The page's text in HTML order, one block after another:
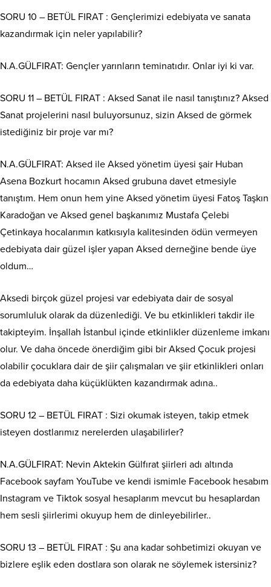
SORU 10 – BETÜL FIRAT : Gençlerimizi edebiyata ve sanata
kazandırmak için neler yapılabilir?
N.A.GÜLFIRAT: Gençler yarınların teminatıdır. Onlar iyi ki var.
SORU 11 – BETÜL FIRAT : Aksed Sanat ile nasıl tanıştınız? Aksed
Sanat projelerini nasıl buluyorsunuz, sizin Aksed de görmek
istediğiniz bir proje var mı?
N.A.GÜLFIRAT: Aksed ile Aksed yönetim üyesi şair Huban
Asena Bozkurt hocamın Aksed grubuna davet etmesiyle
tanıştım. Hem onun hem yine Aksed yönetim üyesi Fatoş Taşkın
Karadoğan ve Aksed genel başkanımız Mustafa Çelebi
Çetinkaya hocalarımın katkısıyla kalitesinden ödün vermeyen
edebiyata dair güzel işler yapan Aksed derneğine bende üye
oldum…
Aksedi birçok güzel projesi var edebiyata dair de sosyal
sorumluluk olarak da düzenlediği. Ve bu etkinlikleri takdir ile
takipteyim. İnşallah İstanbul içinde etkinlikler düzenleme imkanı
olur. Ve daha öncede önerdiğim gibi bir Aksed Çocuk projesi
olabilir çocuklara dair de şiir çalışmaları ve şiir etkinlikleri onları
da edebiyata daha küçüklükten kazandırmak adına..
SORU 12 – BETÜL FIRAT : Sizi okumak isteyen, takip etmek
isteyen dostlarımız nerelerden ulaşabilirler?
N.A.GÜLFIRAT: Nevin Aktekin Gülfırat şiirleri adı altında
Facebook sayfam YouTube ve kendi ismimle Facebook hesabım
Instagram ve Tiktok sosyal hesaplarım mevcut bu hesaplardan
hem sesli şiirlerimi okuyup hem de dinleyebilirler..
SORU 13 – BETÜL FIRAT : Şu ana kadar sohbetimizi okuyan ve
bizlere eşlik eden dostlara son olarak ne söylemek istersiniz?